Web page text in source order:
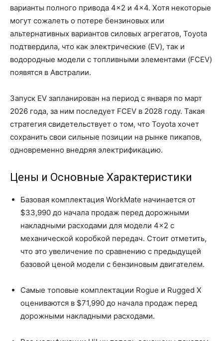
варианты полного привода 4×2 и 4×4. Хотя некоторые
могут сожалеть о потере бензиновых или
альтернативных вариантов силовых агрегатов, Toyota
подтвердила, что как электрические (EV), так и
водородные модели с топливными элементами (FCEV)
появятся в Австралии.
Запуск EV запланирован на период с января по март
2026 года, за ним последует FCEV в 2028 году. Такая
стратегия свидетельствует о том, что Toyota хочет
сохранить свои сильные позиции на рынке пикапов,
одновременно внедряя электрификацию.
Цены и Основные Характеристики
Базовая комплектация WorkMate начинается от
$33,990 до начала продаж перед дорожными
накладными расходами для модели 4×2 с
механической коробкой передач. Стоит отметить,
что это увеличение по сравнению с предыдущей
базовой ценой модели с бензиновым двигателем.
Самые топовые комплектации Rogue и Rugged X
оцениваются в $71,990 до начала продаж перед
дорожными накладными расходами.